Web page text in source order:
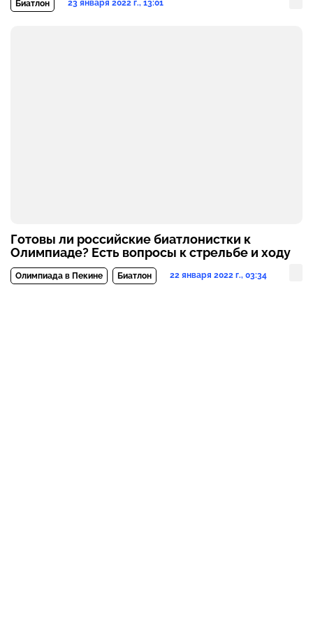
Биатлон 23 января 2022 г., 13:01
Готовы ли российские биатлонистки к
Олимпиаде? Есть вопросы к стрельбе и ходу
Олимпиада в Пекине Биатлон 22 января 2022 г., 03:34